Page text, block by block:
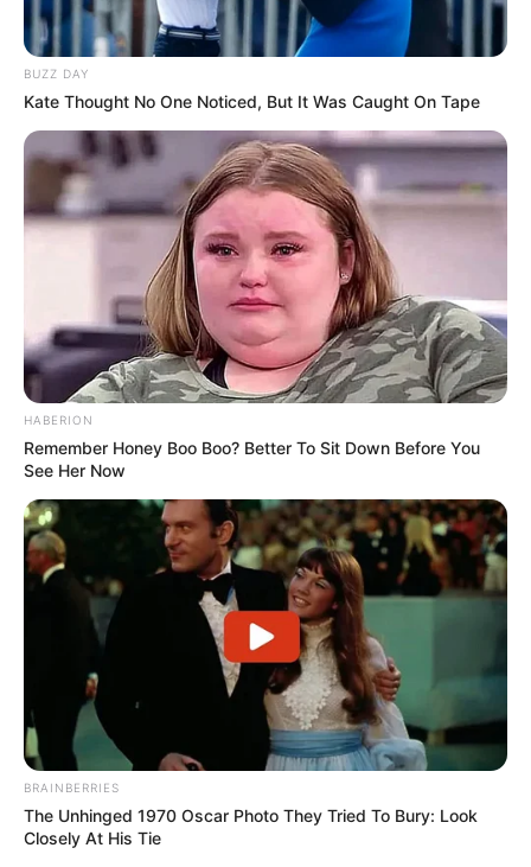
BUZZ DAY
Kate Thought No One Noticed, But It Was Caught On Tape
HABERION
Remember Honey Boo Boo? Better To Sit Down Before You
See Her Now
BRAINBERRIES
The Unhinged 1970 Oscar Photo They Tried To Bury: Look
Closely At His Tie